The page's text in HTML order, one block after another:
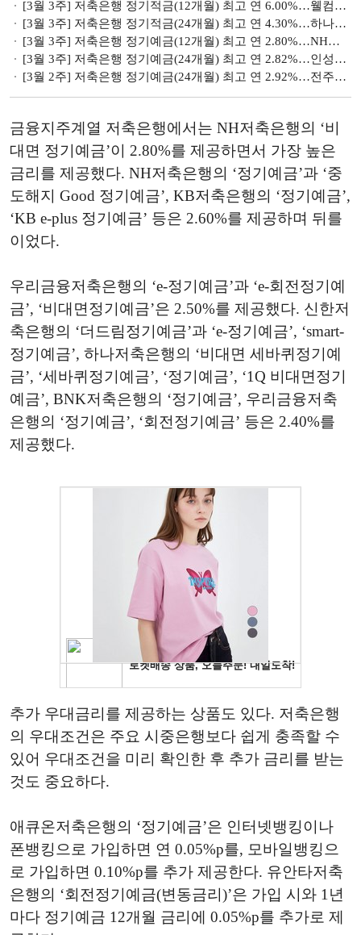
[3월 3주] 저축은행 정기적금(12개월) 최고 연 6.00%…웰컴저축은행 '웰뱅 든든적금'
[3월 3주] 저축은행 정기적금(24개월) 최고 연 4.30%…하나저축은행 기본금리만 2.50% 제공
[3월 3주] 저축은행 정기예금(12개월) 최고 연 2.80%…NH저축은행 '비대면 정기예금'
[3월 3주] 저축은행 정기예금(24개월) 최고 연 2.82%…인성저축은행 'e-정기예금'
[3월 2주] 저축은행 정기예금(24개월) 최고 연 2.92%…전주比 0.12%p 상승
금융지주계열 저축은행에서는 NH저축은행의 ‘비
대면 정기예금’이 2.80%를 제공하면서 가장 높은
금리를 제공했다. NH저축은행의 ‘정기예금’과 ‘중
도해지 Good 정기예금’, KB저축은행의 ‘정기예금’,
‘KB e-plus 정기예금’ 등은 2.60%를 제공하며 뒤를
이었다.
우리금융저축은행의 ‘e-정기예금’과 ‘e-회전정기예
금’, ‘비대면정기예금’은 2.50%를 제공했다. 신한저
축은행의 ‘더드림정기예금’과 ‘e-정기예금’, ‘smart-
정기예금’, 하나저축은행의 ‘비대면 세바퀴정기예
금’, ‘세바퀴정기예금’, ‘정기예금’, ‘1Q 비대면정기
예금’, BNK저축은행의 ‘정기예금’, 우리금융저축
은행의 ‘정기예금’, ‘회전정기예금’ 등은 2.40%를
제공했다.
추가 우대금리를 제공하는 상품도 있다. 저축은행
의 우대조건은 주요 시중은행보다 쉽게 충족할 수
있어 우대조건을 미리 확인한 후 추가 금리를 받는
것도 중요하다.
애큐온저축은행의 ‘정기예금’은 인터넷뱅킹이나
폰뱅킹으로 가입하면 연 0.05%p를, 모바일뱅킹으
로 가입하면 0.10%p를 추가 제공한다. 유안타저축
은행의 ‘회전정기예금(변동금리)’은 가입 시와 1년
마다 정기예금 12개월 금리에 0.05%p를 추가로 제